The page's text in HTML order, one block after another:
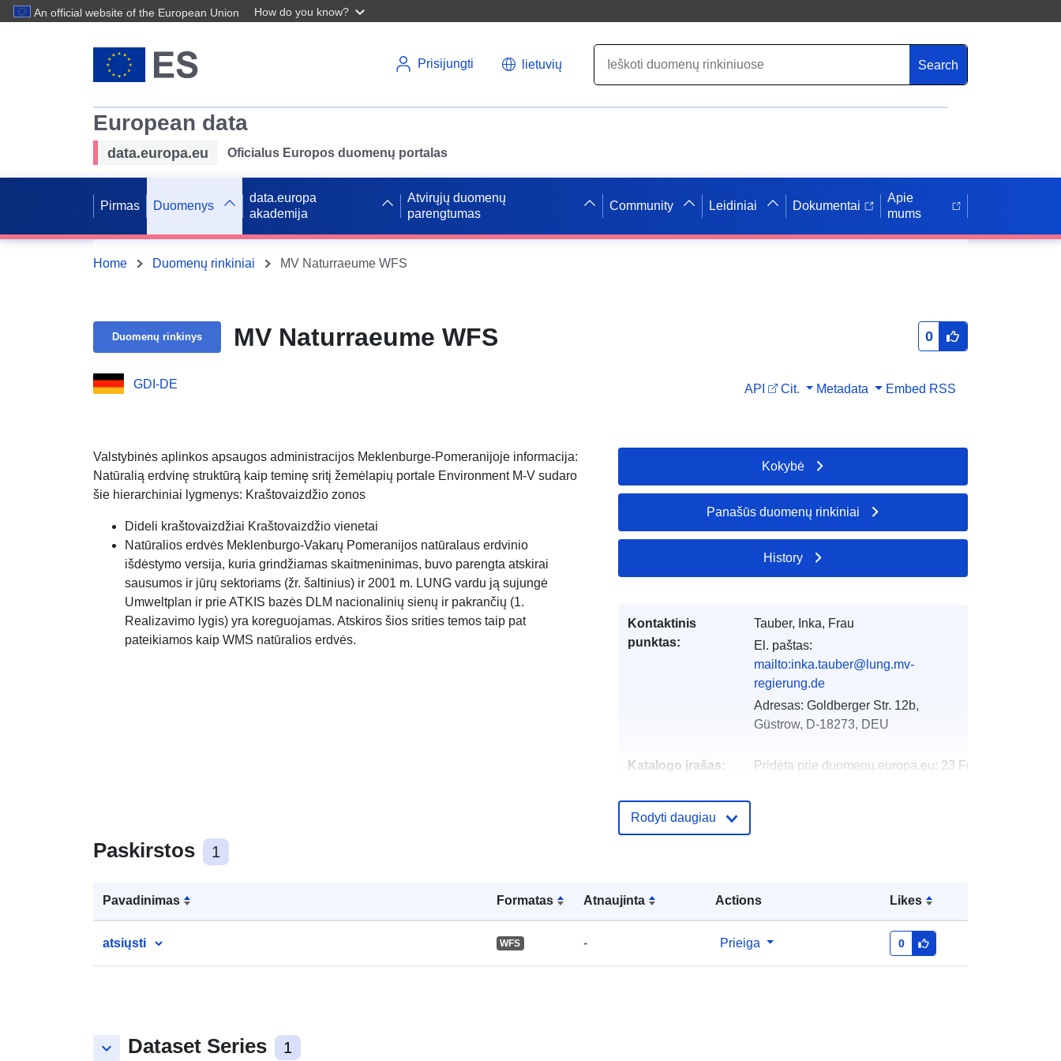
An official website of the European Union How do you know?
Prisijungti lietuvių Search
European data
data.europa.eu Oficialus Europos duomenų portalas
Pirmas Duomenys
data.europa
akademija
Atvirųjų duomenų
parengtumas
Community Leidiniai Dokumentai
Apie
mums
Home Duomenų rinkiniai MV Naturraeume WFS
Duomenų rinkinys MV Naturraeume WFS 0
GDI-DE API Cit. Metadata Embed RSS
Valstybinės aplinkos apsaugos administracijos Meklenburge-Pomeranijoje informacija:
Natūralią erdvinę struktūrą kaip teminę sritį žemėlapių portale Environment M-V sudaro
šie hierarchiniai lygmenys: Kraštovaizdžio zonos
Dideli kraštovaizdžiai Kraštovaizdžio vienetai
Natūralios erdvės Meklenburgo-Vakarų Pomeranijos natūralaus erdvinio
išdėstymo versija, kuria grindžiamas skaitmeninimas, buvo parengta atskirai
sausumos ir jūrų sektoriams (žr. šaltinius) ir 2001 m. LUNG vardu ją sujungė
Umweltplan ir prie ATKIS bazės DLM nacionalinių sienų ir pakrančių (1.
Realizavimo lygis) yra koreguojamas. Atskiros šios srities temos taip pat
pateikiamos kaip WMS natūralios erdvės.
Paskirstos 1
Pavadinimas Formatas Atnaujinta Actions Likes
atsiųsti WFS - Prieiga 0
keyboard_arrow_down Dataset Series 1
Kokybė
Panašūs duomenų rinkiniai
History
Kontaktinis
punktas:
Tauber, Inka, Frau
El. paštas:
mailto:inka.tauber@lung.mv-
regierung.de
Adresas: Goldberger Str. 12b,
Güstrow, D-18273, DEU
Katalogo įrašas: Pridėta prie duomenų.europa.eu: 23 February
54.8924196 ], [ 14.4145153,
53.0844485 ], [ 10.4380242,
53.0844485 ], [ 10.4380242,
Rodyti daugiau